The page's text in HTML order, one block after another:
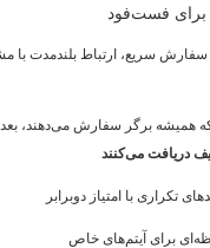
برای فست‌فود
سریع، ارتباط بلندمدت با
همیشه برگر سفارش می‌دهند، بعد
دریافت می‌کنند
تکراری با امتیاز دوبرابر
برای آیتم‌های خاص